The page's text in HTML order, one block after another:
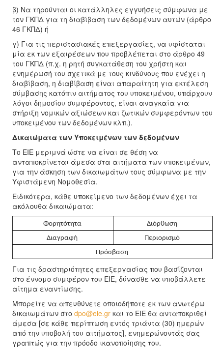
β) Να τηρούνται οι κατάλληλες εγγυήσεις σύμφωνα με
τον ΓΚΠΔ για τη διαβίβαση των δεδομένων αυτών (άρθρο
46 ΓΚΠΔ) ή
γ) Για τις περιστασιακές επεξεργασίες, να υφίσταται
μία εκ των εξαιρέσεων που προβλέπεται στο άρθρο 49
του ΓΚΠΔ (π.χ. η ρητή συγκατάθεση του χρήστη και
ενημέρωσή του σχετικά με τους κινδύνους που ενέχει η
διαβίβαση, η διαβίβαση είναι απαραίτητη για εκτέλεση
σύμβασης κατόπιν αιτήματος του υποκειμένου, υπάρχουν
λόγοι δημοσίου συμφέροντος, είναι αναγκαία για
στήριξη νομικών αξιώσεων και ζωτικών συμφερόντων του
υποκειμένου των δεδομένων κλπ.).
Δικαιώματα των Υποκειμένων των δεδομένων
Το ΕΙΕ μεριμνά ώστε να είναι σε θέση να
ανταποκρίνεται άμεσα στα αιτήματα των υποκειμένων,
για την άσκηση των δικαιωμάτων τους σύμφωνα με την
Υφιστάμενη Νομοθεσία.
Ειδικότερα, κάθε υποκείμενο των δεδομένων έχει τα
ακόλουθα δικαιώματα:
Φορητότητα
Διόρθωση
Διαγραφή
Περιορισμό
Πρόσβαση
Για τις δραστηριότητες επεξεργασίας που βασίζονται
στο έννομο συμφέρον του ΕΙΕ, δύνασθε να υποβάλλετε
αίτημα εναντίωσης.
Μπορείτε να απευθύνετε οποιοδήποτε εκ των ανωτέρω
δικαιωμάτων στο dpo@eie.gr και το ΕΙΕ θα ανταποκριθεί
άμεσα [σε κάθε περίπτωση εντός τριάντα (30) ημερών
από την υποβολή του αιτήματος], ενημερώνοντάς σας
γραπτώς για την πρόοδο ικανοποίησης του.